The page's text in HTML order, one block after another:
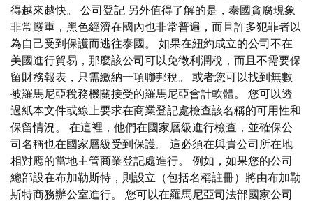
得越來越快。 公司登記 另外值得了解的是，泰國貪腐現象
非常嚴重，黑色經濟在國內也非常普遍，而且許多犯罪者以
為自己受到保護而逃往泰國。 如果在紐約成立的公司不在
美國進行貿易，那麼該公司可以免徵利潤稅，而且不需要保
留財務報表，只需繳納一項聯邦稅。 或者您可以找到無數
被羅馬尼亞稅務機關接受的羅馬尼亞會計軟體。 您可以透
過紙本文件或線上要求在商業登記處檢查該名稱的可用性和
保留情況。 在這裡，他們在國家層級進行檢查，並確保公
司名稱也在國家層級受到保護。 這必須在與貴公司所在地
相對應的當地主管商業登記處進行。 例如，如果您的公司
總部設在布加勒斯特，則設立（包括名稱註冊）將由布加勒
斯特商務辦公室進行。 您可以在羅馬尼亞司法部國家公司